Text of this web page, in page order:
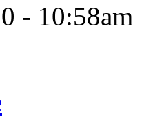
- 10:58am